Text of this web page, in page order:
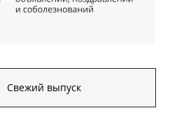
Свежий выпуск